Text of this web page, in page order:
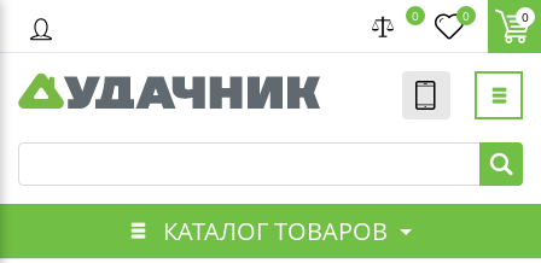
0 0 0
КАТАЛОГ ТОВАРОВ